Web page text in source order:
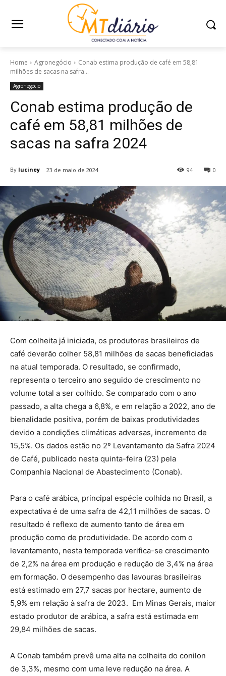
Home Agronegócio
Conab estima produção de café em 58,81
milhões de sacas na safra...
Agronegócio
Conab estima produção de
café em 58,81 milhões de
sacas na safra 2024
By luciney 23 de maio de 2024 0
94
Com colheita já iniciada, os produtores brasileiros de
café deverão colher 58,81 milhões de sacas beneficiadas
na atual temporada. O resultado, se confirmado,
representa o terceiro ano seguido de crescimento no
volume total a ser colhido. Se comparado com o ano
passado, a alta chega a 6,8%, e em relação a 2022, ano de
bienalidade positiva, porém de baixas produtividades
devido a condições climáticas adversas, incremento de
15,5%. Os dados estão no 2º Levantamento da Safra 2024
de Café, publicado nesta quinta-feira (23) pela
Companhia Nacional de Abastecimento (Conab).
Para o café arábica, principal espécie colhida no Brasil, a
expectativa é de uma safra de 42,11 milhões de sacas. O
resultado é reflexo de aumento tanto de área em
produção como de produtividade. De acordo com o
levantamento, nesta temporada verifica-se crescimento
de 2,2% na área em produção e redução de 3,4% na área
em formação. O desempenho das lavouras brasileiras
está estimado em 27,7 sacas por hectare, aumento de
5,9% em relação à safra de 2023. Em Minas Gerais, maior
estado produtor de arábica, a safra está estimada em
29,84 milhões de sacas.
A Conab também prevê uma alta na colheita do conilon
de 3,3%, mesmo com uma leve redução na área. A